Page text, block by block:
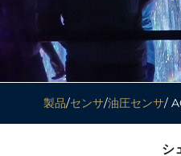
製品/センサ/油圧センサ/
シ